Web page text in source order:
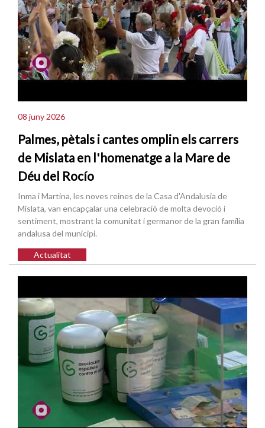
08 juny 2026
Palmes, pètals i cantes omplin els carrers
de Mislata en l'homenatge a la Mare de
Déu del Rocío
Inma i Martina, les noves reines de la Casa d'Andalusia de
Mislata, van encapçalar una celebració de molta devoció i
sentiment, mostrant la comunitat i germanor de la gran família
andalusa del municipi.
Actualitat